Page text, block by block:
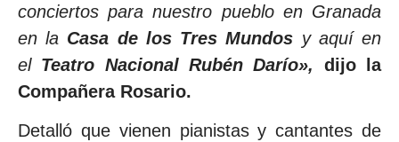
conciertos para nuestro pueblo en Granada
en la Casa de los Tres Mundos y aquí en
el Teatro Nacional Rubén Darío»,
dijo la
Compañera Rosario.
Detalló que vienen pianistas y cantantes de